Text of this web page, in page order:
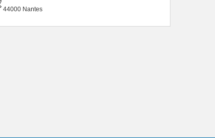
44000 Nantes